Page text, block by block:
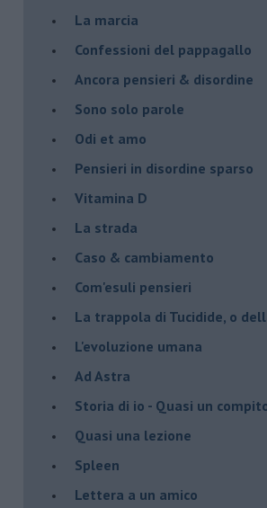
La marcia
Confessioni del pappagallo
Ancora pensieri & disordine
Sono solo parole
Odi et amo
Pensieri in disordine sparso
Vitamina D
La strada
Caso & cambiamento
Com'esuli pensieri
La trappola di Tucidide, o
L'evoluzione umana
Ad Astra
Storia di io - Quasi un
Quasi una lezione
Spleen
Lettera a un amico